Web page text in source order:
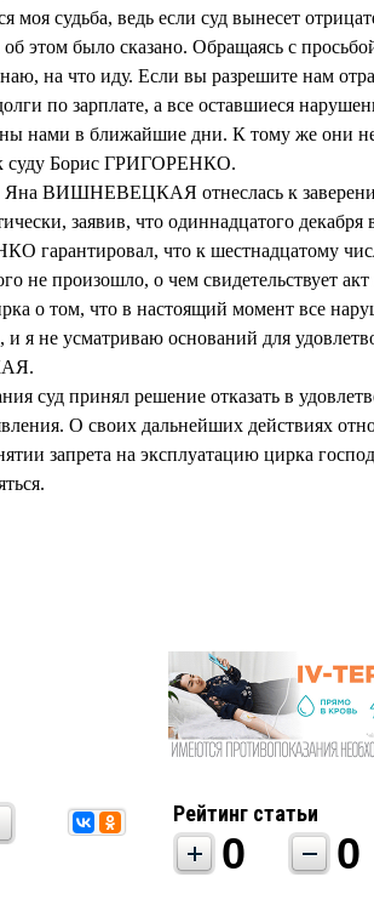
моя судьба, ведь если суд вынесет
этом было сказано. Обращаясь с
на что иду. Если вы разрешите нам
по зарплате, а все оставшиеся
нами в ближайшие дни. К тому же они
суду Борис ГРИГОРЕНКО.
ВИШНЕВЕЦКАЯ отнеслась к
заявив, что одиннадцатого декабря
гарантировал, что к шестнадцатому
не произошло, о чем свидетельствует
о том, что в настоящий момент все
и я не усматриваю оснований для
суд принял решение отказать в
О своих дальнейших действиях
запрета на эксплуатацию цирка
Рейтинг статьи
0 0